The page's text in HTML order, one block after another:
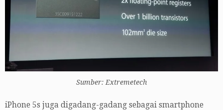
Sumber: Extremetech
iPhone 5s juga digadang-gadang sebagai smartphone